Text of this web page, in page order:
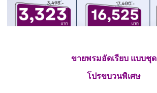
ขายพรมอัดเรียบ แบบชุด
โปรขบวนพิเศษ